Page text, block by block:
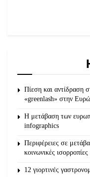
Πίεση και αντίδραση
«greenlash» στην
Η μετάβαση των
infographics
Περιφέρειες σε
κοινωνικές ισορροπίες
12 γιορτινές